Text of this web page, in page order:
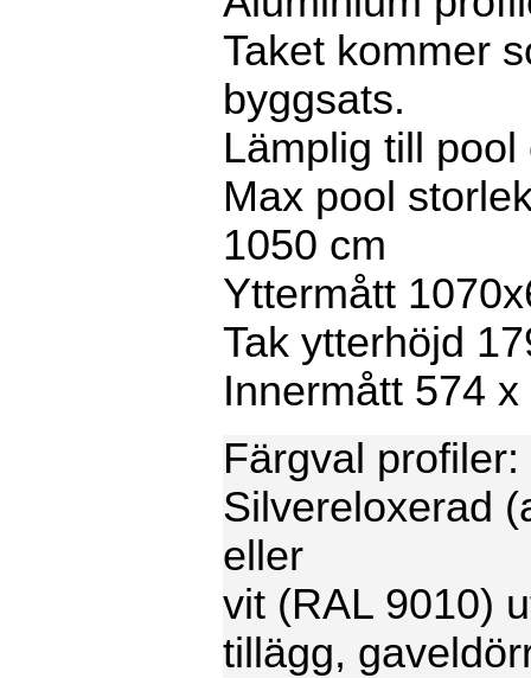
Taket kommer
byggsats.
Lämplig till
Max pool
1050 cm
Yttermått
Tak ytterhöjd
Innermått 574
Färgval profiler:
Silvereloxerad
eller
vit (RAL 9010)
tillägg,